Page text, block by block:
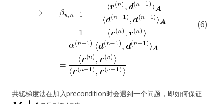
(6)
共轭梯度法在加入precondition时会遇到一个问题，即如何保证